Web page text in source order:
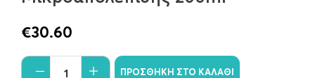
€30.60
ΠΡΟΣΘΉΚΗ ΣΤΟ ΚΑΛΆΘΙ